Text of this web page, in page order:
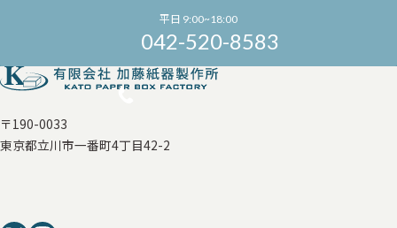
平日 9:00~18:00
042-520-8583
〒190-0033
東京都立川市一番町4丁目42-2